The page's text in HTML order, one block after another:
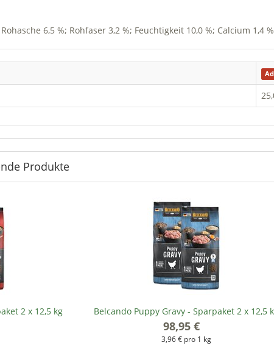
6,5 %; Rohfaser 3,2 %; Feuchtigkeit 10,0 %; Calcium 1,4
Produkte
2 x 12,5 kg Belcando Puppy Gravy - Sparpaket 2 x 12,5
98,95 €
3,96 € pro 1 kg